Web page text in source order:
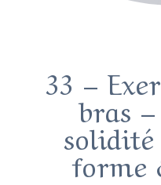
33 –
bras
solidité
forme